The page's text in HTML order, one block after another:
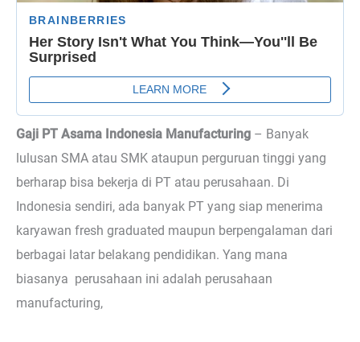
Gaji PT Asama Indonesia Manufacturing – Banyak
lulusan SMA atau SMK ataupun perguruan tinggi yang
berharap bisa bekerja di PT atau perusahaan. Di
Indonesia sendiri, ada banyak PT yang siap menerima
karyawan fresh graduated maupun berpengalaman dari
berbagai latar belakang pendidikan. Yang mana
biasanya perusahaan ini adalah perusahaan
manufacturing,